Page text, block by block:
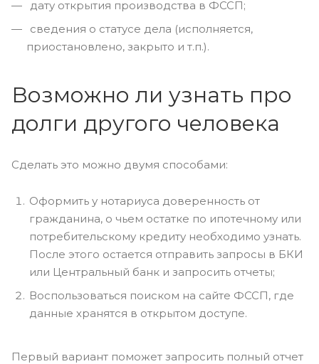
дату открытия производства в ФССП;
сведения о статусе дела (исполняется,
приостановлено, закрыто и т.п.).
Возможно ли узнать про
долги другого человека
Сделать это можно двумя способами:
Оформить у нотариуса доверенность от
гражданина, о чьем остатке по ипотечному или
потребительскому кредиту необходимо узнать.
После этого остается отправить запросы в БКИ
или Центральный банк и запросить отчеты;
Воспользоваться поиском на сайте ФССП, где
данные хранятся в открытом доступе.
Первый вариант поможет запросить полный отчет